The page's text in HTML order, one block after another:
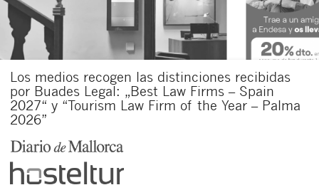
Los medios recogen las distinciones recibidas
por Buades Legal: „Best Law Firms – Spain
2027“ y “Tourism Law Firm of the Year – Palma
2026”